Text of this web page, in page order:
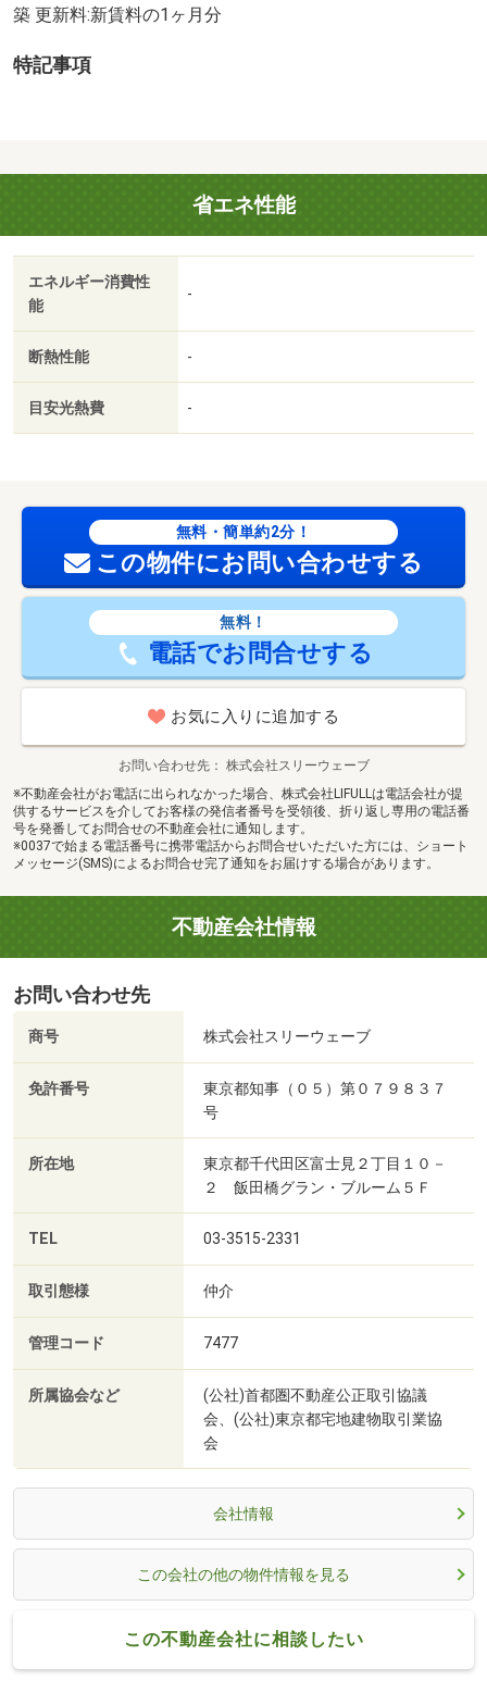
築 更新料:新賃料の1ヶ月分
特記事項
省エネ性能
エネルギー消費性
能
-
断熱性能 -
目安光熱費 -
無料・簡単約2分！
この物件にお問い合わせする
無料！
電話でお問合せする
お気に入りに追加する
お問い合わせ先
株式会社スリーウェーブ
※不動産会社がお電話に出られなかった場合、株式会社LIFULLは電話会社が提
供するサービスを介してお客様の発信者番号を受領後、折り返し専用の電話番
号を発番してお問合せの不動産会社に通知します。
※0037で始まる電話番号に携帯電話からお問合せいただいた方には、ショート
メッセージ(SMS)によるお問合せ完了通知をお届けする場合があります。
不動産会社情報
お問い合わせ先
商号 株式会社スリーウェーブ
免許番号
東京都知事（０５）第０７９８３７
号
所在地
東京都千代田区富士見２丁目１０－
２ 飯田橋グラン・ブルーム５Ｆ
TEL 03-3515-2331
取引態様 仲介
管理コード 7477
所属協会など
(公社)首都圏不動産公正取引協議
会、(公社)東京都宅地建物取引業協
会
会社情報
この会社の他の物件情報を見る
この不動産会社に相談したい